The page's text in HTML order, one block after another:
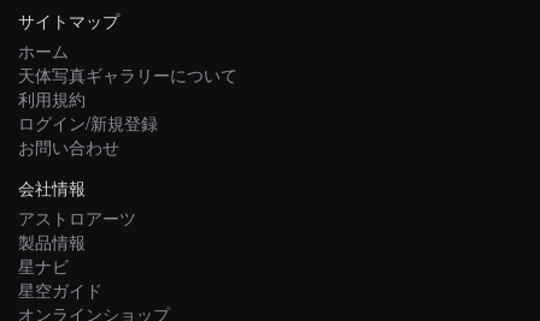
サイトマップ
ホーム
天体写真ギャラリーについて
利用規約
ログイン/新規登録
お問い合わせ
会社情報
アストロアーツ
製品情報
星ナビ
星空ガイド
オンラインショップ